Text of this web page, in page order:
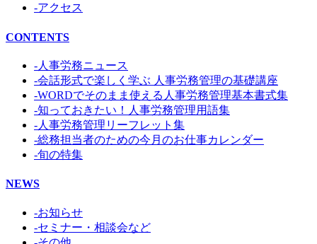
-アクセス
CONTENTS
-人事労務ニュース
-会話形式で楽しく学ぶ 人事労務管理の基礎講座
-WORDでそのまま使える人事労務管理基本書式集
-知っておきたい！人事労務管理用語集
-人事労務管理リーフレット集
-総務担当者のための今月のお仕事カレンダー
-旬の特集
NEWS
-お知らせ
-セミナー・相談会など